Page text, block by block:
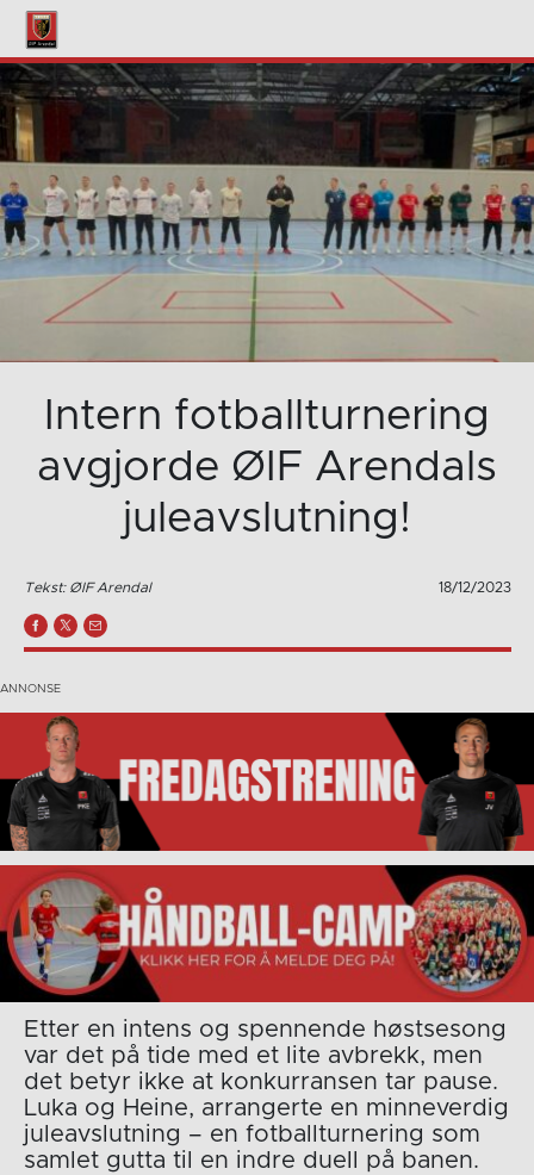
Intern fotballturnering
avgjorde ØIF Arendals
juleavslutning!
Tekst: ØIF Arendal 18/12/2023
Etter en intens og spennende høstsesong
var det på tide med et lite avbrekk, men
det betyr ikke at konkurransen tar pause.
Luka og Heine, arrangerte en minneverdig
juleavslutning – en fotballturnering som
samlet gutta til en indre duell på banen.